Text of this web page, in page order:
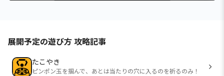
展開予定の遊び方 攻略記事
たこやき
ピンポン玉を掴んで、あとは当たりの穴に入るのを祈るのみ！